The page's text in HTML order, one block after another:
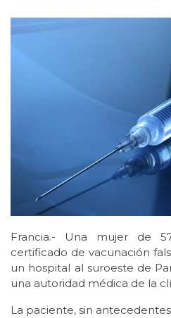
Francia.- Una mujer de
certificado de vacunación
un hospital al suroeste de
una autoridad médica de la
La paciente, sin